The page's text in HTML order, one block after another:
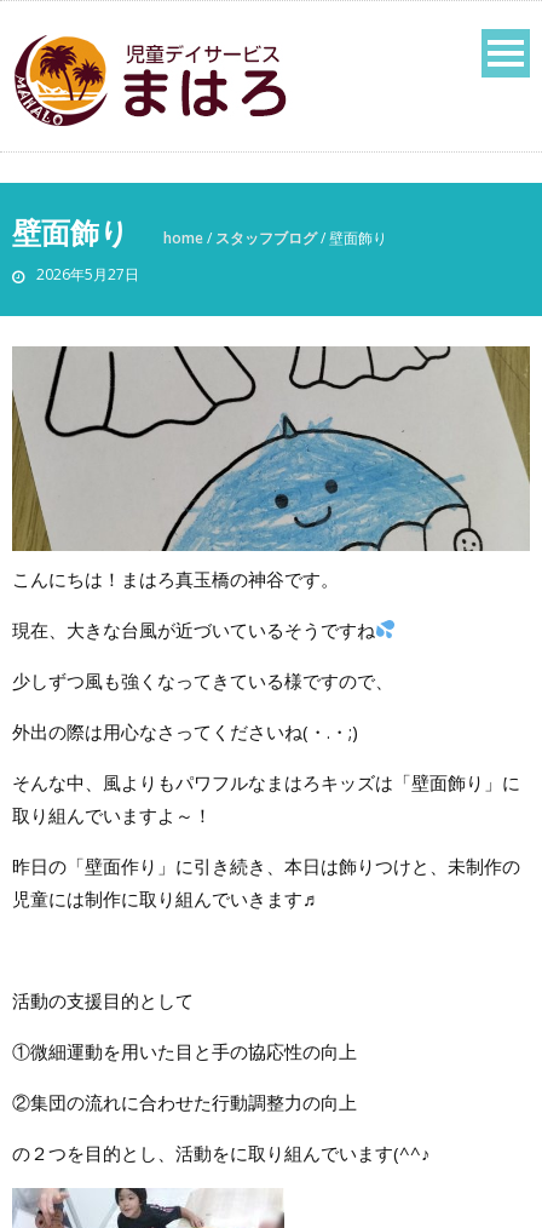
壁面飾り
2026年5月27日
home/ スタッフブログ/壁面飾り
こんにちは！まはろ真玉橋の神谷です。
現在、大きな台風が近づいているそうですね
少しずつ風も強くなってきている様ですので、
外出の際は用心なさってくださいね(・.・;)
そんな中、風よりもパワフルなまはろキッズは「壁面飾り」に
取り組んでいますよ～！
昨日の「壁面作り」に引き続き、本日は飾りつけと、未制作の
児童には制作に取り組んでいきます♬
活動の支援目的として
①微細運動を用いた目と手の協応性の向上
②集団の流れに合わせた行動調整力の向上
の２つを目的とし、活動をに取り組んでいます(^^♪